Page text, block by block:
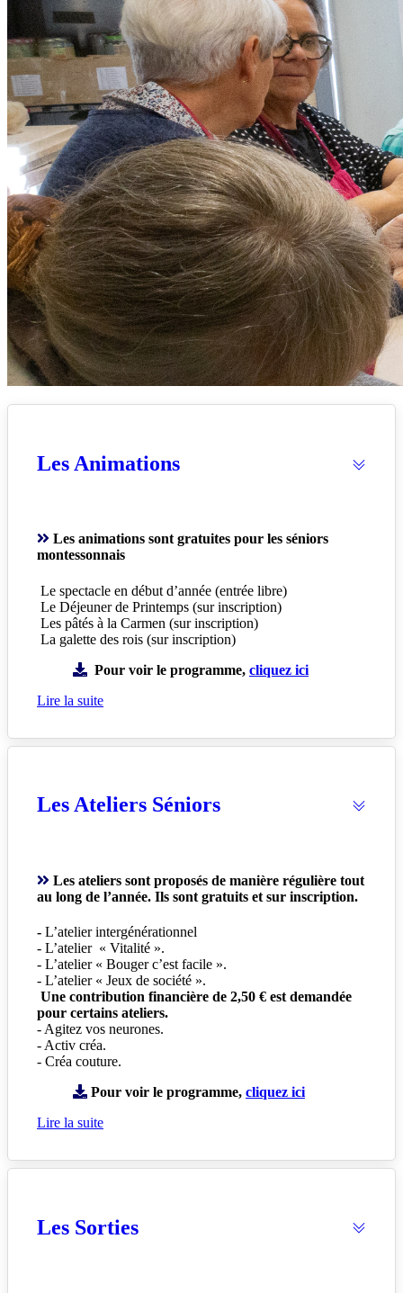
Les Animations
Les animations sont gratuites pour les séniors
montessonnais
Le spectacle en début d’année (entrée libre)
Le Déjeuner de Printemps (sur inscription)
Les pâtés à la Carmen (sur inscription)
La galette des rois (sur inscription)
Pour voir le programme, cliquez ici
Lire la suite
Les Ateliers Séniors
Les ateliers sont proposés de manière régulière tout
au long de l’année. Ils sont gratuits et sur inscription.
- L’atelier intergénérationnel
- L’atelier « Vitalité ».
- L’atelier « Bouger c’est facile ».
- L’atelier « Jeux de société ».
Une contribution financière de 2,50 € est demandée
pour certains ateliers.
- Agitez vos neurones.
- Activ créa.
- Créa couture.
Pour voir le programme, cliquez ici
Lire la suite
Les Sorties